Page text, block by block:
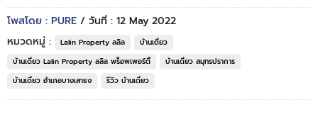
โพสโดย : PURE / วันที่ : 12 May 2022
หมวดหมู่ :
Lalin Property ลลิล
บ้านเดี่ยว
บ้านเดี่ยว Lalin Property ลลิล พร็อพเพอร์ตี้
บ้านเดี่ยว สมุทรปราการ
บ้านเดี่ยว อำเภอบางเสาธง
รีวิว บ้านเดี่ยว